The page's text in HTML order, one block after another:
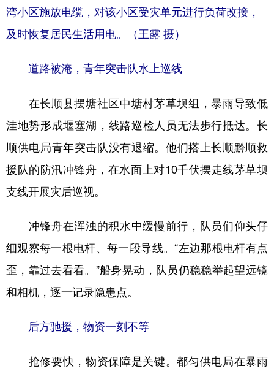
湾小区施放电缆，对该小区受灾单元进行负荷改接，
及时恢复居民生活用电。（王露 摄）
道路被淹，青年突击队水上巡线
在长顺县摆塘社区中塘村茅草坝组，暴雨导致低
洼地势形成堰塞湖，线路巡检人员无法步行抵达。长
顺供电局青年突击队没有退缩。他们搭上长顺黔顺救
援队的防汛冲锋舟，在水面上对10千伏摆走线茅草坝
支线开展灾后巡视。
冲锋舟在浑浊的积水中缓慢前行，队员们仰头仔
细观察每一根电杆、每一段导线。“左边那根电杆有点
歪，靠过去看看。”船身晃动，队员仍稳稳举起望远镜
和相机，逐一记录隐患点。
后方驰援，物资一刻不等
抢修要快，物资保障是关键。都匀供电局在暴雨